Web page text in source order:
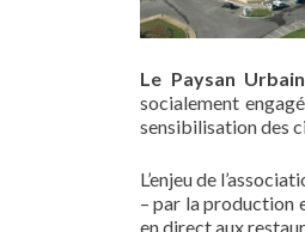
Le Paysan
socialement
sensibilisation des
L’enjeu de
– par la production
en direct aux